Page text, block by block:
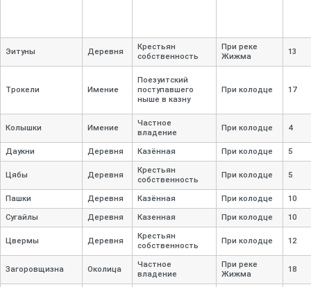
Эитуны Деревня
Крестьян
собственность
При реке
Жижма
13
Трокели Имение
Поезуитский
поступавшего
ныше в казну
При колодце 17
Колышки Имение
Частное
владение
При колодце 4
Даукни Деревня Казённая При колодце 5
Цябы Деревня
Крестьян
собственность
При колодце 5
Пашки Деревня Казённая При колодце 10
Сугайлы Деревня Казенная При колодце 10
Цвермы Деревня
Крестьян
собственность
При колодце 12
Загоровщизна Околица
Частное
владение
При реке
Жижма
18